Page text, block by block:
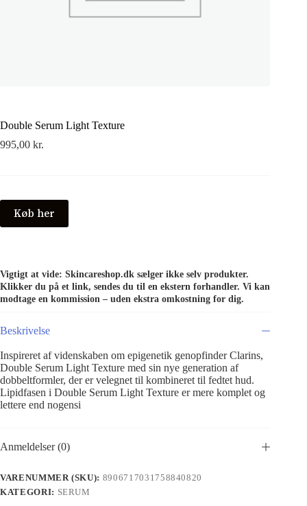
Double Serum Light Texture
995,00 kr.
Køb her
Vigtigt at vide: Skincareshop.dk sælger ikke selv produkter.
Klikker du på et link, sendes du til en ekstern forhandler. Vi kan
modtage en kommission – uden ekstra omkostning for dig.
Beskrivelse
Inspireret af videnskaben om epigenetik genopfinder Clarins,
Double Serum Light Texture med sin nye generation af
dobbeltformler, der er velegnet til kombineret til fedtet hud.
Lipidfasen i Double Serum Light Texture er mere komplet og
lettere end nogensi
Anmeldelser (0)
VARENUMMER (SKU): 8906717031758840820
KATEGORI: SERUM